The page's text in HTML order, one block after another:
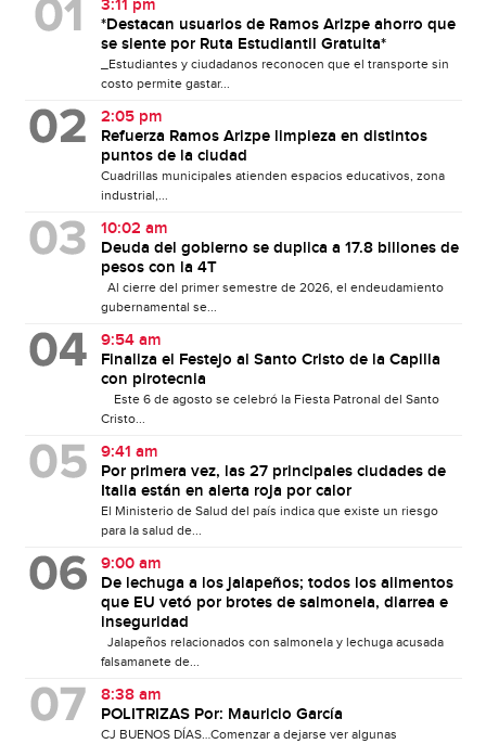
3:11 pm
*Destacan usuarios de Ramos Arizpe ahorro que
se siente por Ruta Estudiantil Gratuita*
_Estudiantes y ciudadanos reconocen que el transporte sin
costo permite gastar...
2:05 pm
Refuerza Ramos Arizpe limpieza en distintos
puntos de la ciudad
Cuadrillas municipales atienden espacios educativos, zona
industrial,...
10:02 am
Deuda del gobierno se duplica a 17.8 billones de
pesos con la 4T
Al cierre del primer semestre de 2026, el endeudamiento
gubernamental se...
9:54 am
Finaliza el Festejo al Santo Cristo de la Capilla
con pirotecnia
Este 6 de agosto se celebró la Fiesta Patronal del Santo
Cristo...
9:41 am
Por primera vez, las 27 principales ciudades de
Italia están en alerta roja por calor
El Ministerio de Salud del país indica que existe un riesgo
para la salud de...
9:00 am
De lechuga a los jalapeños; todos los alimentos
que EU vetó por brotes de salmonela, diarrea e
inseguridad
Jalapeños relacionados con salmonela y lechuga acusada
falsamanete de...
8:38 am
POLITRIZAS Por: Mauricio García
CJ BUENOS DÍAS…Comenzar a dejarse ver algunas